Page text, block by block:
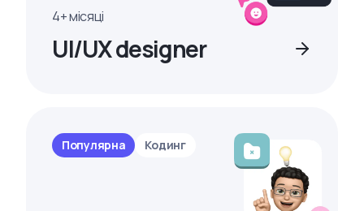
4+ місяці
UI/UX designer
Популярна Кодинг